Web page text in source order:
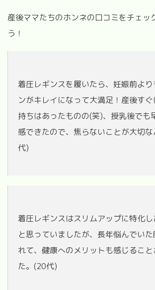
産後ママたちのホンネの口コミをチェッ
う！
着圧レギンスを履いたら、妊娠前よ
ンがキレイになって大満足！産後す
持ちはあったものの(笑)、授乳後でも
感できたので、焦らないことが大切
代)
着圧レギンスはスリムアップに特化
と思っていましたが、長年悩んでい
れて、健康へのメリットも感じるこ
た。(20代)